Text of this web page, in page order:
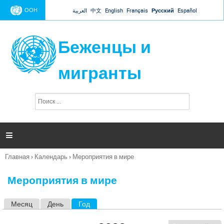
Jump to navigation
ООН العربية 中文 English Français Русский Español
Беженцы и
мигранты
п
и

Вы
Главная › Календарь › Мероприятия в мире
Мероприятия в мире
Месяц День Год